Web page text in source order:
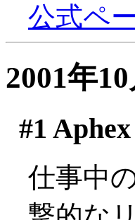
公式ペ
2001年
#1
仕事中